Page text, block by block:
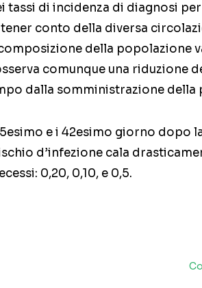
tassi di incidenza di diagnosi
conto della diversa
della popolazione
comunque una riduzione
dalla somministrazione della
e i 42esimo giorno dopo
d’infezione cala
0,20, 0,10, e 0,5.